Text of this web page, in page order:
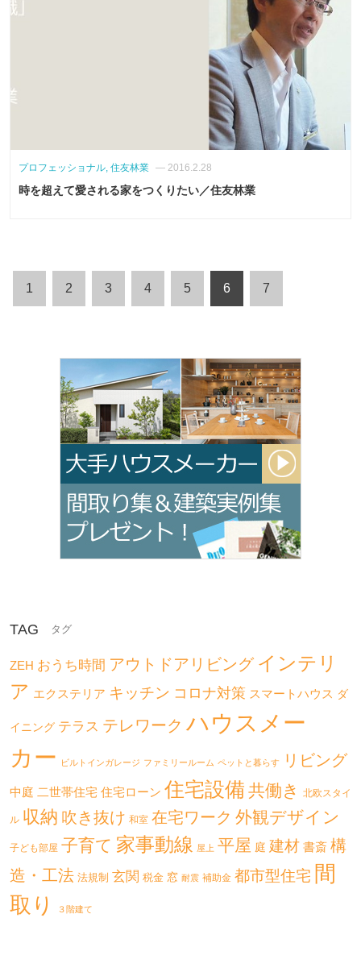
プロフェッショナル, 住友林業 — 2016.2.28
時を超えて愛される家をつくりたい／住友林業
1 2 3 4 5 6 7
TAG
ZEH おうち時間 アウトドアリビング インテリ
ア エクステリア キッチン コロナ対策 スマートハウス ダ
イニング テラス テレワーク ハウスメー
カー
ビルトインガレージ ファミリールーム ペットと暮らす リビング
中庭 二世帯住宅 住宅ローン 住宅設備 共働き 北欧スタイ
ル 収納 吹き抜け 和室 在宅ワーク 外観デザイン
子ども部屋 子育て 家事動線 屋上 平屋 庭 建材 書斎 構
造・工法 法規制 玄関 税金 窓 耐震 補助金 都市型住宅 間
取り
３階建て